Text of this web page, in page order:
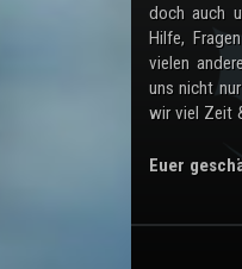
doch auch
Hilfe,
vielen
uns nicht
wir viel Zeit
Euer